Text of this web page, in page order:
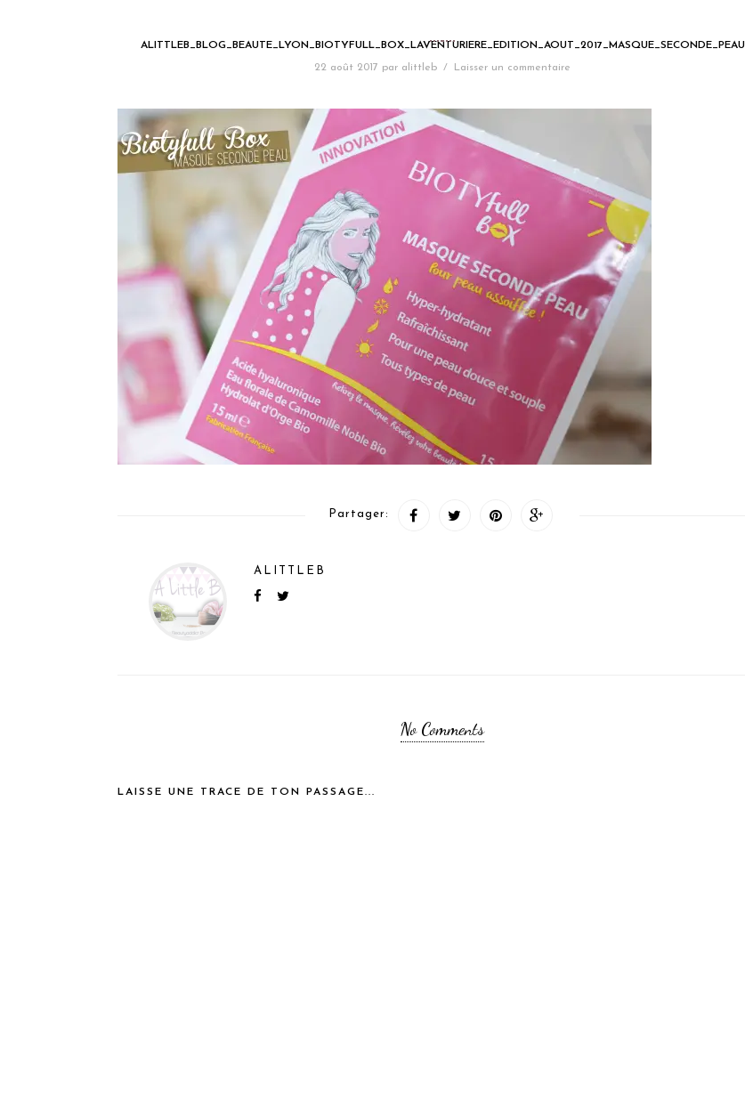
ALITTLEB_BLOG_BEAUTE_LYON_BIOTYFULL_BOX_LAVENTURIERE_EDITION_AOUT_2017_MASQUE_SECONDE_PEAU
22 août 2017 par alittleb / Laisser un commentaire
Partager:
ALITTLEB
No Comments
LAISSE UNE TRACE DE TON PASSAGE...